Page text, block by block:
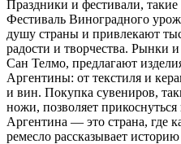
Праздники и фестивали, такие
Фестиваль Виноградного
душу страны и привлекают
радости и творчества. Рынки
Сан Телмо, предлагают
Аргентины: от текстиля и
и вин. Покупка сувениров,
ножи, позволяет
Аргентина — это страна, где
ремесло рассказывает